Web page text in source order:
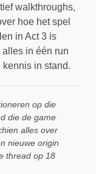
walkthroughs,
hoe het spel
in Act 3 is
in één run
in stand.
op die
die de game
alles over
nieuwe origin
thread op 18